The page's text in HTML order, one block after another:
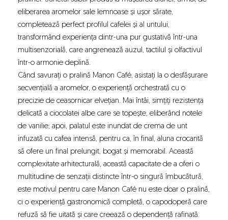
eliberarea aromelor sale lemnoase și ușor sărate,
completează perfect profilul cafelei și al untului,
transformând experiența dintr-una pur gustativă într-una
multisenzorială, care angrenează auzul, tactilul și olfactivul
într-o armonie deplină.
Când savurați o pralină Manon Café, asistați la o desfășurare
secvențială a aromelor, o experiență orchestrată cu o
precizie de ceasornicar elvețian. Mai întâi, simțiți rezistența
delicată a ciocolatei albe care se topește, eliberând notele
de vanilie; apoi, palatul este inundat de crema de unt
infuzată cu cafea intensă, pentru ca, în final, aluna crocantă
să ofere un final prelungit, bogat și memorabil. Această
complexitate arhitecturală, această capacitate de a oferi o
multitudine de senzații distincte într-o singură îmbucătură,
este motivul pentru care Manon Café nu este doar o pralină,
ci o experiență gastronomică completă, o capodoperă care
refuză să fie uitată și care creează o dependență rafinată.